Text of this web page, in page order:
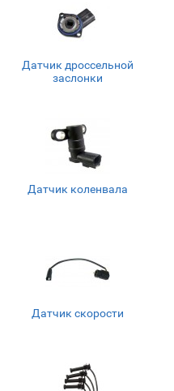
Датчик дроссельной
заслонки
Датчик коленвала
Датчик скорости